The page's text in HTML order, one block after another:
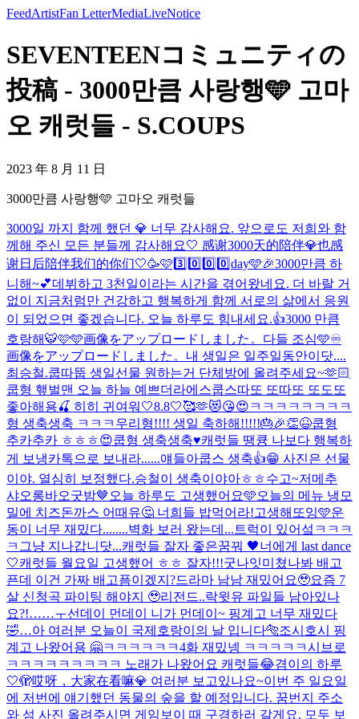
FeedArtistFan LetterMediaLiveNotice
SEVENTEENコミュニティの
投稿 - 3000만큼 사랑행🩵 고마
오 캐럿들 - S.COUPS
2023 年 8 月 11 日
3000만큼 사랑행🩵 고마오 캐럿들
3000일 까지 함께 했던 💎 너무 감사해요. 앞으로도 저희와 함
께해 주신 모든 분들께 감사해요🤍 感谢3000天的陪伴💎也感
谢日后陪伴我们的你们🤍🥳🩷3️⃣0️⃣0️⃣0️⃣day🩵🎉3000만큼 하
니해~💕데뷔하고 3천일이라는 시간을 겪어왔네요. 더 바랄 거
없이 지금처럼만 건강하고 행복하게 함께 서로의 삶에서 응원
이 되었으면 좋겠습니다. 오늘 하루도 힘내세요.👍3000 만큼
호랑해🐯🩷🩵画像をアップロードしました。 다들 조심🩵♾️
画像をアップロードしました。 내 생일은 일주일동안이닷....
최승철.쿱따뚭 생일선물 원하는거 단체방에 올려주세요~🫶🏻
쿱형 햎벌맨 오늘 하늘 예쁘더라에스쿱스따또 또따또 또도또
좋아해용🍒 히히 귀여워 🤍8.8🤍🥰🫶😻😘😍 ㅋㅋㅋㅋㅋㅋㅋㅋ
형 생축생축 ㅋㅋㅋ 우리형!!!! 생일 축하해!!!!!🎂🎉👏😆쿱형
추카추카 ㅎㅎㅎ😍쿱형 생축생축♥️캐럿들 땡큥 나보다 행복하
게 보냉카톡으로 보내라......얘들아쿱스 생축👍😁 사진은 선물
이야. 열심히 보정했다.승철이 생축이야아ㅎㅎ수고~저메추
샤오롱바오굿밤🤎 오늘 하루도 고생했어요🩵오늘의 메뉴 냉모
밀에 치즈돈까스 어때유🤔 너희들 밥먹어라!고생해또잉🩵운
동이 너무 재밌다........벽화 보러 왔는데...트럭이 있어섴ㅋㅋㅋ
ㅋ그냥 지나갑니닷...캐럿들 잘자 좋은꿈꿔 🖤너에게 last dance
🤍캐럿들 월요일 고생했어 ㅎㅎ 잘자!!!굿나잇미쳤나봐 배고
픈데 이건 가짜 배고픔이겠지?드라마 남남 재밌어요🥹요즘 7
살 신청곡 파이팅 해야지 🥹리전드..락윗유 파일들 남아있나
요?!……ㅜ선데이 먼데이 니가 먼데이~ 핑계고 너무 재밌다
🤣…아 여러분 오늘이 국제호랑이의 날 입니다🐅조시호시 핑
계고 나왔어용 🤗ㅋㅋㅋㅋㅋㅋ4화 재밌넹 ㅋㅋㅋㅋㅋ시브로
ㅋㅋㅋㅋㅋㅋㅋㅋㅋ 노래가 나왔어요 캐럿들😂겸이의 하루
🤍🫣哎呀，大家在看嘛💎 여러분 보고있나요~이번 주 일요일
에 저번에 얘기했던 동물의 숲을 할 예정입니다. 꿈번지 주소
와 섬 사진 올려주시면 게임보이 때 구경하러 갈게요. 모두 보